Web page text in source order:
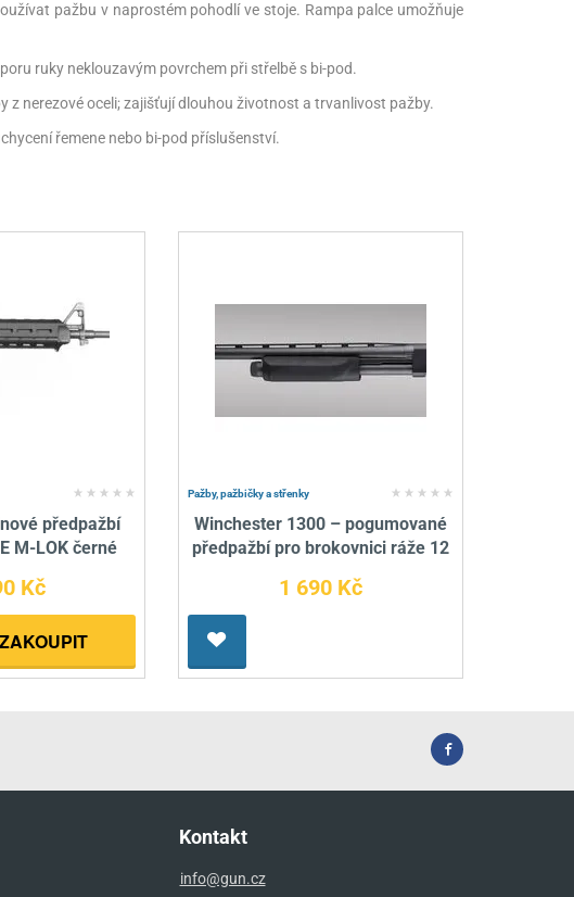
pažbu v naprostém pohodlí ve stoje. Rampa palce umožňuje
ruky neklouzavým povrchem při střelbě s bi-pod.
nerezové oceli; zajišťují dlouhou životnost a trvanlivost pažby.
řemene nebo bi-pod příslušenství.
předpažbí
M-LOK černé
Kč
ZAKOUPIT
Pažby, pažbičky a střenky
Winchester 1300 – pogumované
předpažbí pro brokovnici ráže 12
1 690 Kč
Kontakt
info@gun.cz